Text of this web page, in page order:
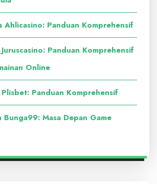
Ahlicasino: Panduan Komprehensif
Panduan Komprehensif
Online
Plisbet: Panduan Komprehensif
Bunga99: Masa Depan Game